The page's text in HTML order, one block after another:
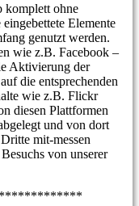
komplett ohne
Elemente
genutzt werden.
wie z.B. Facebook –
Aktivierung der
die entsprechenden
wie z.B. Flickr
diesen Plattformen
und von dort
mit-messen
von unserer